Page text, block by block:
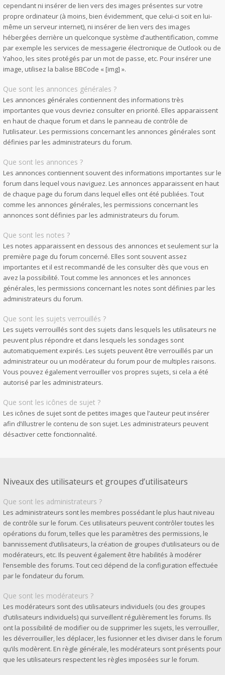
cependant ni insérer de lien vers des images présentes sur votre
propre ordinateur (à moins, bien évidemment, que celui-ci soit en lui-
même un serveur internet), ni insérer de lien vers des images
hébergées derrière un quelconque système d’authentification, comme
par exemple les services de messagerie électronique de Outlook ou de
Yahoo, les sites protégés par un mot de passe, etc. Pour insérer une
image, utilisez la balise BBCode « [img] ».
Que sont les annonces générales ?
Les annonces générales contiennent des informations très
importantes que vous devriez consulter en priorité. Elles apparaissent
en haut de chaque forum et dans le panneau de contrôle de
l’utilisateur. Les permissions concernant les annonces générales sont
définies par les administrateurs du forum.
Que sont les annonces ?
Les annonces contiennent souvent des informations importantes sur le
forum dans lequel vous naviguez. Les annonces apparaissent en haut
de chaque page du forum dans lequel elles ont été publiées. Tout
comme les annonces générales, les permissions concernant les
annonces sont définies par les administrateurs du forum.
Que sont les notes ?
Les notes apparaissent en dessous des annonces et seulement sur la
première page du forum concerné. Elles sont souvent assez
importantes et il est recommandé de les consulter dès que vous en
avez la possibilité. Tout comme les annonces et les annonces
générales, les permissions concernant les notes sont définies par les
administrateurs du forum.
Que sont les sujets verrouillés ?
Les sujets verrouillés sont des sujets dans lesquels les utilisateurs ne
peuvent plus répondre et dans lesquels les sondages sont
automatiquement expirés. Les sujets peuvent être verrouillés par un
administrateur ou un modérateur du forum pour de multiples raisons.
Vous pouvez également verrouiller vos propres sujets, si cela a été
autorisé par les administrateurs.
Que sont les icônes de sujet ?
Les icônes de sujet sont de petites images que l’auteur peut insérer
afin d’illustrer le contenu de son sujet. Les administrateurs peuvent
désactiver cette fonctionnalité.
Niveaux des utilisateurs et groupes d’utilisateurs
Que sont les administrateurs ?
Les administrateurs sont les membres possédant le plus haut niveau
de contrôle sur le forum. Ces utilisateurs peuvent contrôler toutes les
opérations du forum, telles que les paramètres des permissions, le
bannissement d’utilisateurs, la création de groupes d’utilisateurs ou de
modérateurs, etc. Ils peuvent également être habilités à modérer
l’ensemble des forums. Tout ceci dépend de la configuration effectuée
par le fondateur du forum.
Que sont les modérateurs ?
Les modérateurs sont des utilisateurs individuels (ou des groupes
d’utilisateurs individuels) qui surveillent régulièrement les forums. Ils
ont la possibilité de modifier ou de supprimer les sujets, les verrouiller,
les déverrouiller, les déplacer, les fusionner et les diviser dans le forum
qu’ils modèrent. En règle générale, les modérateurs sont présents pour
que les utilisateurs respectent les règles imposées sur le forum.